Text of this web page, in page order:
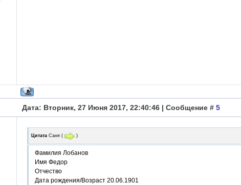
Дата: Вторник, 27 Июня 2017, 22:40:46 | Сообщение # 5
Цитата Саня ( )
Фамилия Лобанов
Имя Федор
Отчество
Дата рождения/Возраст 20.06.1901